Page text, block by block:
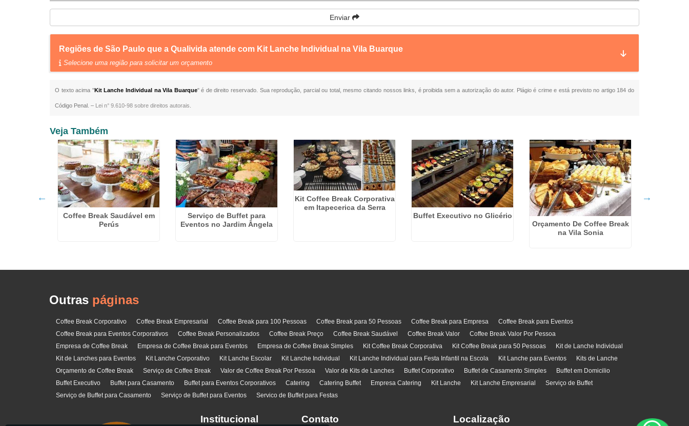
Enviar
Regiões de São Paulo que a Qualivida atende com Kit Lanche Individual na Vila Buarque
Selecione uma região para solicitar um orçamento
O texto acima "Kit Lanche Individual na Vila Buarque" é de direito reservado. Sua reprodução, parcial ou total, mesmo citando nossos links, é proibida sem a autorização do autor. Plágio é crime e está previsto no artigo 184 do
Código Penal. – Lei n° 9.610-98 sobre direitos autorais
Veja Também
Coffee Break Saudável em
Perús
Serviço de Buffet para
Eventos no Jardim Ângela
Kit Coffee Break Corporativa
em Itapecerica da Serra
Buffet Executivo no Glicério
Orçamento De Coffee Break
na Vila Sonia
Kit Coffee
Outras páginas
Coffee Break Corporativo Coffee Break Empresarial Coffee Break para 100 Pessoas Coffee Break para 50 Pessoas Coffee Break para Empresa
Coffee Break para Eventos
Coffee Break para Eventos Corporativos
Coffee Break Personalizados Coffee Break Preço Coffee Break Saudável Coffee Break Valor
Coffee Break Valor Por Pessoa
Empresa de Coffee Break
Empresa de Coffee Break para Eventos Empresa de Coffee Break Simples Kit Coffee Break Corporativa Kit Coffee Break para 50 Pessoas
Kit de Lanche Individual
Kit de Lanches para Eventos
Kit Lanche Corporativo Kit Lanche Escolar Kit Lanche Individual Kit Lanche Individual para Festa Infantil na Escola Kit Lanche para Eventos
Kits de Lanche
Orçamento de Coffee Break
Serviço de Coffee Break Valor de Coffee Break Por Pessoa Valor de Kits de Lanches Buffet Corporativo Buffet de Casamento Simples
Buffet em Domicilio
Buffet Executivo
Buffet para Casamento Buffet para Eventos Corporativos Catering Catering Buffet Empresa Catering Kit Lanche Kit Lanche Empresarial
Serviço de Buffet
Serviço de Buffet para Casamento
Serviço de Buffet para Eventos Servico de Buffet para Festas
Institucional Contato Localização